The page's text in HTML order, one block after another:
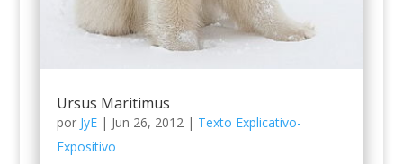
Ursus Maritimus
por JyE| Jun 26, 2012| Texto Explicativo-
Expositivo